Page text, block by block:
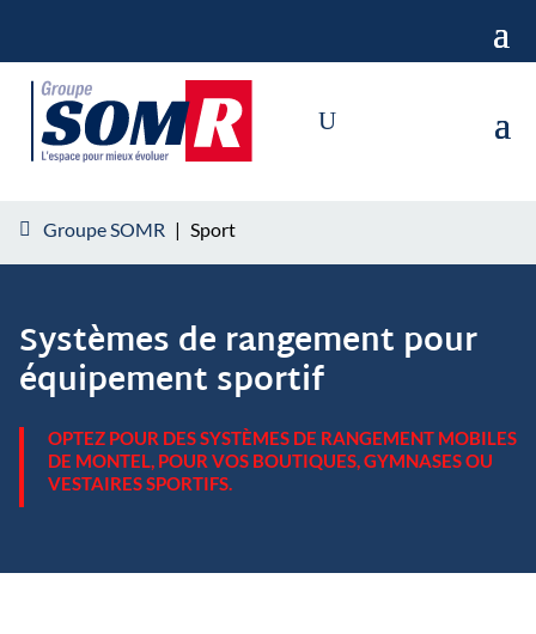
Groupe SOMR | Sport
Systèmes de rangement pour
équipement sportif
OPTEZ POUR DES SYSTÈMES DE RANGEMENT MOBILES
DE MONTEL, POUR VOS BOUTIQUES, GYMNASES OU
VESTAIRES SPORTIFS.